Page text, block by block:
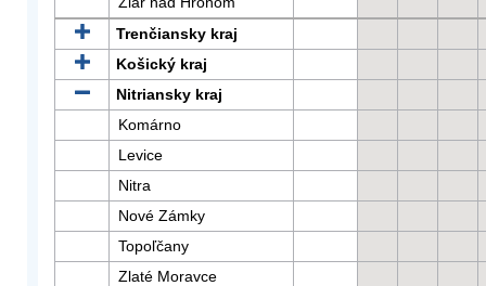
Trenčiansky kraj
Košický kraj
Nitriansky kraj
Komárno
Levice
Nitra
Nové Zámky
Topoľčany
Zlaté Moravce